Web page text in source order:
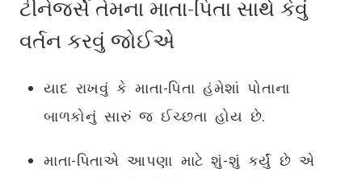
ટીનેજર્સે તેમના માતા-પિતા સાથે કેવું
વર્તન કરવું જોઈએ
યાદ રાખવું કે માતા-પિતા હંમેશાં પોતાના
બાળકોનું સારું જ ઈચ્છતા હોય છે.
માતા-પિતાએ આપણા માટે શું-શું કર્યું છે એ